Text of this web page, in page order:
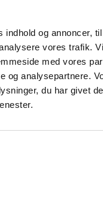
og annoncer,
vores trafik.
med vores
og analysepartnere.
du har givet